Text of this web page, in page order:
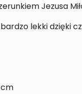
Jezusa
lekki dzięki